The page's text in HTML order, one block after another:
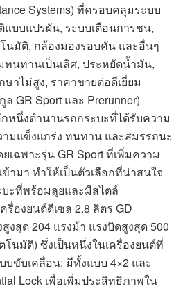
Systems) ที่ครอบคลุมระบบ
บบแปรผัน, ระบบเตือนการชน,
นมัติ, กล้องมองรอบคัน และอื่นๆ
นทานเป็นเลิศ, ประหยัดน้ำมัน,
าไม่สูง, ราคาขายต่อดีเยี่ยม
GR Sport และ Prerunner)
กหนึ่งตำนานรถกระบะที่ได้รับความ
ามแข็งแกร่ง ทนทาน และสมรรถนะ
เฉพาะรุ่น GR Sport ที่เพิ่มความ
ามา ทำให้เป็นตัวเลือกที่น่าสนใจ
ะที่พร้อมลุยและมีสไตล์
รื่องยนต์ดีเซล 2.8 ลิตร GD
งสุด 204 แรงม้า แรงบิดสูงสุด 500
โนมัติ) ซึ่งเป็นหนึ่งในเครื่องยนต์ที่
ขับเคลื่อน: มีทั้งแบบ 4×2 และ
Lock เพื่อเพิ่มประสิทธิภาพใน